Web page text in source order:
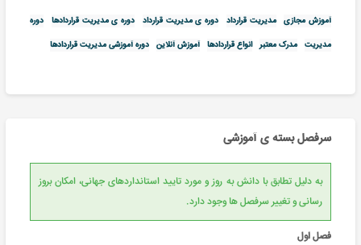
آموزش مجازی مدیریت قرارداد دوره ی مدیریت قرارداد دوره ی مدیریت قراردادها
دوره
مدیریت مدرک معتبر انواع قراردادها آموزش آنلاین دوره آموزشی مدیریت قراردادها
سرفصل بسته ی آموزشی
به دلیل تطابق با دانش به روز و مورد تایید استانداردهای جهانی، امکان بروز
رسانی و تغییر سرفصل ها وجود دارد.
فصل اول